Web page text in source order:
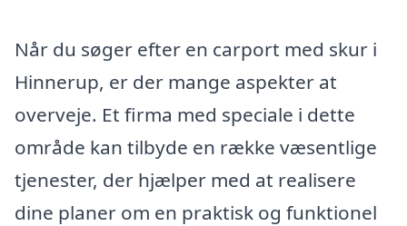
Når du søger efter en carport med skur i
Hinnerup, er der mange aspekter at
overveje. Et firma med speciale i dette
område kan tilbyde en række væsentlige
tjenester, der hjælper med at realisere
dine planer om en praktisk og funktionel